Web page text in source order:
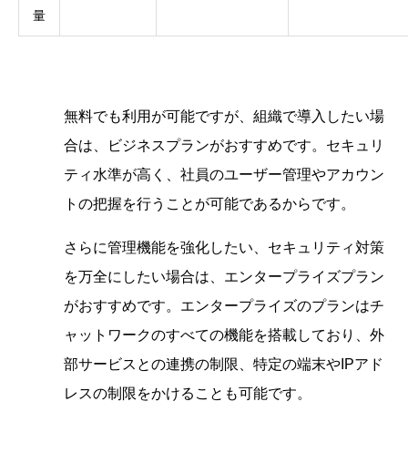
量
無料でも利用が可能ですが、組織で導入したい場
合は、ビジネスプランがおすすめです。セキュリ
ティ水準が高く、社員のユーザー管理やアカウン
トの把握を行うことが可能であるからです。
さらに管理機能を強化したい、セキュリティ対策
を万全にしたい場合は、エンタープライズプラン
がおすすめです。エンタープライズのプランはチ
ャットワークのすべての機能を搭載しており、外
部サービスとの連携の制限、特定の端末やIPアド
レスの制限をかけることも可能です。